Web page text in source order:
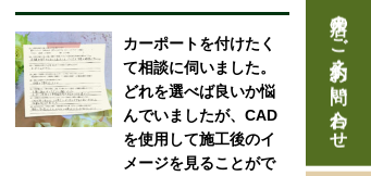
カーポートを付けたく
て相談に伺いました。
どれを選べば良いか悩
んでいましたが、CAD
を使用して施工後のイ
メージを見ることがで
来店のご予約・お問い合わせ